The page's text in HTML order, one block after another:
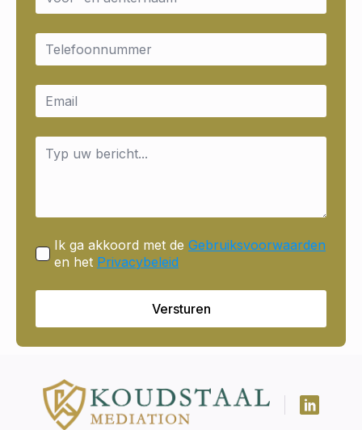
Email
Email
Message
Ik ga akkoord met de Gebruiksvoorwaarden
en het Privacybeleid
Versturen